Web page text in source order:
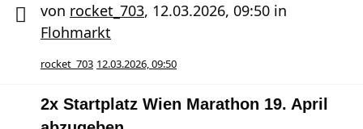
von rocket_703, 12.03.2026, 09:50 in
Flohmarkt
rocket_703 12.03.2026, 09:50
2x Startplatz Wien Marathon 19. April